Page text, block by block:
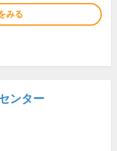
みる
ンター